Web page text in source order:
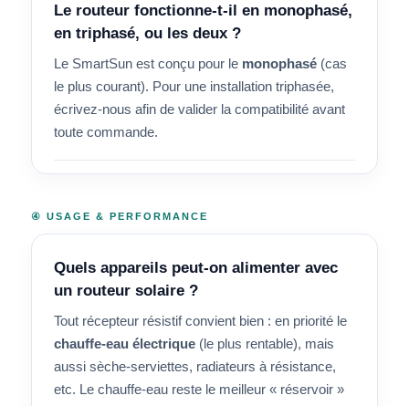
Le routeur fonctionne-t-il en monophasé,
en triphasé, ou les deux ?
Le SmartSun est conçu pour le monophasé (cas
le plus courant). Pour une installation triphasée,
écrivez-nous afin de valider la compatibilité avant
toute commande.
④ USAGE & PERFORMANCE
Quels appareils peut-on alimenter avec
un routeur solaire ?
Tout récepteur résistif convient bien : en priorité le
chauffe-eau électrique (le plus rentable), mais
aussi sèche-serviettes, radiateurs à résistance,
etc. Le chauffe-eau reste le meilleur « réservoir »